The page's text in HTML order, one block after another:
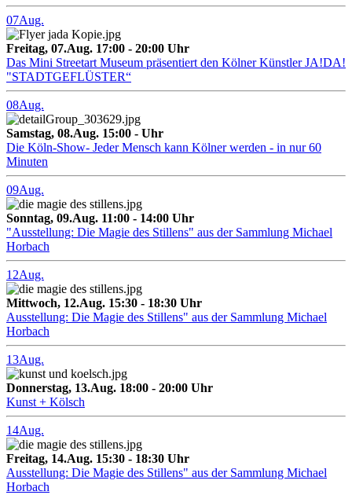
07Aug.
Freitag, 07.Aug. 17:00 - 20:00 Uhr
Das Mini Streetart Museum präsentiert den Kölner Künstler JA!DA!
"STADTGEFLÜSTER“
08Aug.
Samstag, 08.Aug. 15:00 - Uhr
Die Köln-Show- Jeder Mensch kann Kölner werden - in nur 60
Minuten
09Aug.
Sonntag, 09.Aug. 11:00 - 14:00 Uhr
"Ausstellung: Die Magie des Stillens" aus der Sammlung Michael
Horbach
12Aug.
Mittwoch, 12.Aug. 15:30 - 18:30 Uhr
Ausstellung: Die Magie des Stillens" aus der Sammlung Michael
Horbach
13Aug.
Donnerstag, 13.Aug. 18:00 - 20:00 Uhr
Kunst + Kölsch
14Aug.
Freitag, 14.Aug. 15:30 - 18:30 Uhr
Ausstellung: Die Magie des Stillens" aus der Sammlung Michael
Horbach